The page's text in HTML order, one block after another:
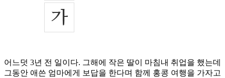
어느덧 3년 전 일이다. 그해에 작은 딸이 마침내 취업을 했는데
그동안 애쓴 엄마에게 보답을 한다며 함께 홍콩 여행을 가자고